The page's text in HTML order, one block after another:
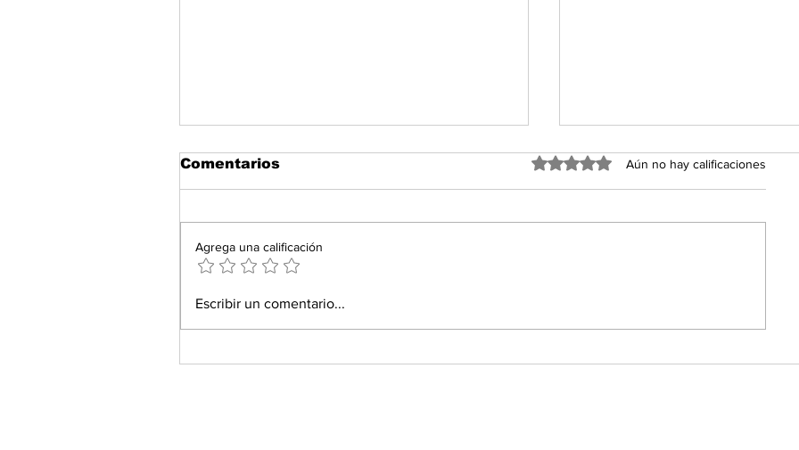
es BICAMPEÓN de la Liga MX
Liga MX: El Diablo Rojo
Comentarios Obtuvo 0 de 5 estrellas.
Aún no hay calificaciones
Agrega una calificación
Escribir un comentario...